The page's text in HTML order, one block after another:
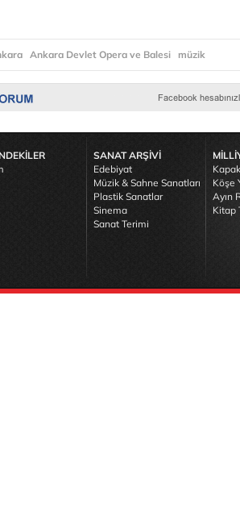
Ankara Devlet Opera ve Balesi müzik
SANAT ARŞİVİ
Edebiyat
Müzik & Sahne Sanatları
Plastik Sanatlar
Sinema
Sanat Terimi
Köşe
Ayın
Kitap